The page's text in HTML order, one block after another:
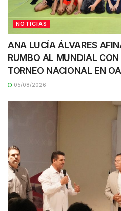
NOTICIAS
ANA LUCÍA ÁLVARES
RUMBO AL MUNDIAL CON
TORNEO NACIONAL EN
05/08/2026